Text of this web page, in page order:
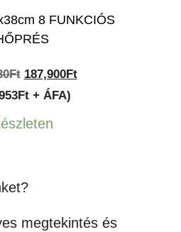
8 FUNKCIÓS
Ft Original
price
was:
187,900FtCurrent
+ ÁFA)
megtekintés és